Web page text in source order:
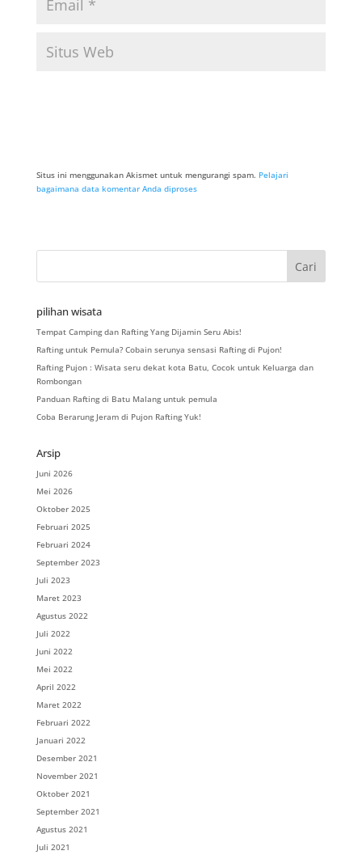
Situs ini menggunakan Akismet untuk mengurangi spam. Pelajari
bagaimana data komentar Anda diproses
pilihan wisata
Tempat Camping dan Rafting Yang Dijamin Seru Abis!
Rafting untuk Pemula? Cobain serunya sensasi Rafting di Pujon!
Rafting Pujon : Wisata seru dekat kota Batu, Cocok untuk Keluarga dan
Rombongan
Panduan Rafting di Batu Malang untuk pemula
Coba Berarung Jeram di Pujon Rafting Yuk!
Arsip
Juni 2026
Mei 2026
Oktober 2025
Februari 2025
Februari 2024
September 2023
Juli 2023
Maret 2023
Agustus 2022
Juli 2022
Juni 2022
Mei 2022
April 2022
Maret 2022
Februari 2022
Januari 2022
Desember 2021
November 2021
Oktober 2021
September 2021
Agustus 2021
Juli 2021